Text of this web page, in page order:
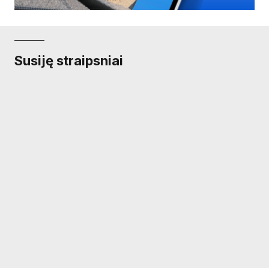
Susiję straipsniai